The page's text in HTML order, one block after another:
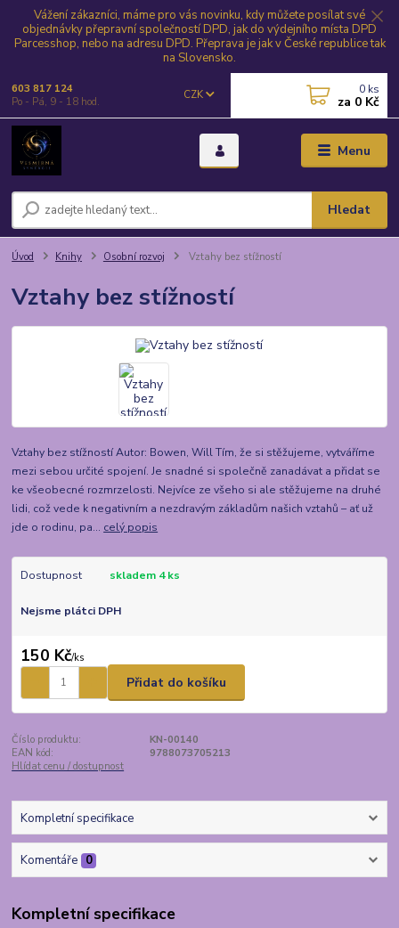
Vážení zákazníci, máme pro vás novinku, kdy můžete posílat své
objednávky přepravní společností DPD, jak do výdejního místa DPD
Parcesshop, nebo na adresu DPD. Přeprava je jak v České republice tak
na Slovensko.
Menu
CZK
Hledat
603 817 124
Po - Pá, 9 - 18 hod.
0 ks
za 0 Kč
Úvod Knihy Osobní rozvoj Vztahy bez stížností
Vztahy bez stížností
Vztahy bez stížností Autor: Bowen, Will Tím, že si stěžujeme, vytváříme
mezi sebou určité spojení. Je snadné si společně zanadávat a přidat se
ke všeobecné rozmrzelosti. Nejvíce ze všeho si ale stěžujeme na druhé
lidi, což vede k negativním a nezdravým základům našich vztahů – ať už
jde o rodinu, pa... celý popis
Dostupnost skladem 4 ks
Nejsme plátci DPH
150 Kč/ks
Přidat do košíku
Číslo produktu:
KN-00140
EAN kód:
9788073705213
Hlídat cenu / dostupnost
Kompletní specifikace
Komentáře 0
Kompletní specifikace